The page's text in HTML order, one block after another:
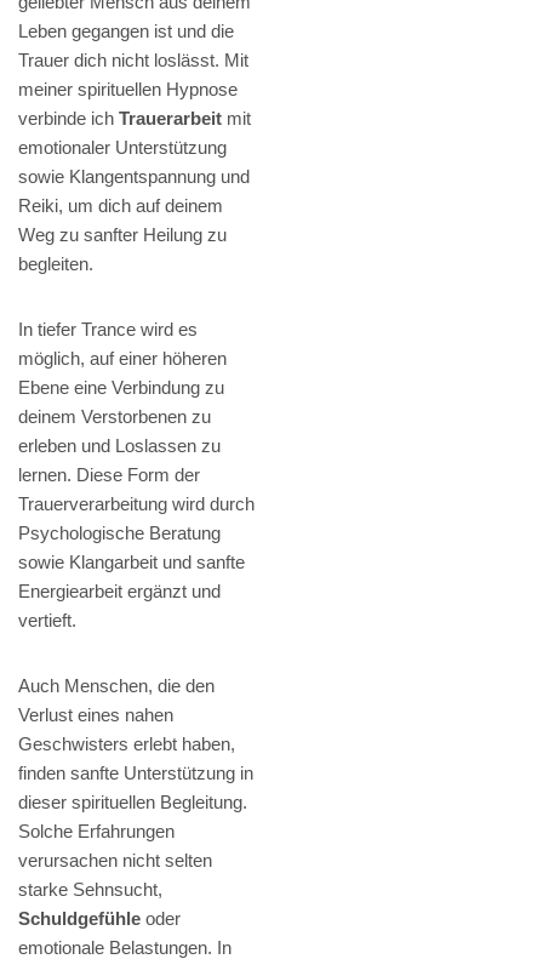
Leben gegangen ist und die
Trauer dich nicht loslässt. Mit
meiner spirituellen Hypnose
verbinde ich Trauerarbeit mit
emotionaler Unterstützung
sowie Klangentspannung und
Reiki, um dich auf deinem
Weg zu sanfter Heilung zu
begleiten.
In tiefer Trance wird es
möglich, auf einer höheren
Ebene eine Verbindung zu
deinem Verstorbenen zu
erleben und Loslassen zu
lernen. Diese Form der
Trauerverarbeitung wird durch
Psychologische Beratung
sowie Klangarbeit und sanfte
Energiearbeit ergänzt und
vertieft.
Auch Menschen, die den
Verlust eines nahen
Geschwisters erlebt haben,
finden sanfte Unterstützung in
dieser spirituellen Begleitung.
Solche Erfahrungen
verursachen nicht selten
starke Sehnsucht,
Schuldgefühle oder
emotionale Belastungen. In